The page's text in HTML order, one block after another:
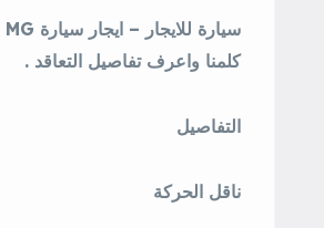
كلمنا واعرف تفاصيل التعاقد .
التفاصيل
ناقل الحركة